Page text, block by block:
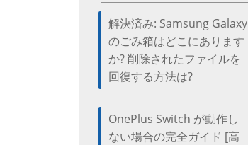
解決済み: Samsung Galaxy
のごみ箱はどこにあります
か? 削除されたファイルを
回復する方法は?
OnePlus Switch が動作し
ない場合の完全ガイド [高